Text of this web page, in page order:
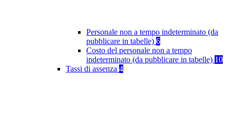
Personale non a tempo indeterminato (da
pubblicare in tabelle) 6
Costo del personale non a tempo
indeterminato (da pubblicare in tabelle) 10
Tassi di assenza 4